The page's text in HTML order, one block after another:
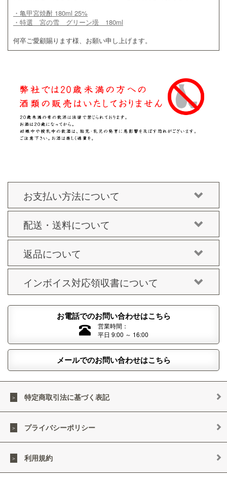
・亀甲宮焼酎 180ml 25%
・特選 宮の雪 グリーン壜 180ml
何卒ご愛顧賜ります様、お願い申し上げます。
お支払い方法について
配送・送料について
返品について
インボイス対応領収書について
お電話でのお問い合わせはこちら
営業時間：
平日 9:00 ～ 16:00
メールでのお問い合わせはこちら
特定商取引法に基づく表記
プライバシーポリシー
利用規約